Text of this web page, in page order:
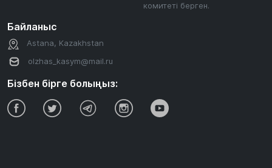
комитеті берген.
Байланыс
Astana, Kazakhstan
olzhas_kasym@mail.ru
Бізбен бірге болыңыз: